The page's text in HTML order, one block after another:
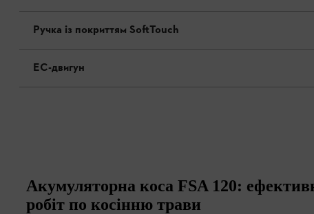
Ручка із покриттям SoftTouch
EC-двигун
Акумуляторна коса FSA 120:
робіт по косінню трави